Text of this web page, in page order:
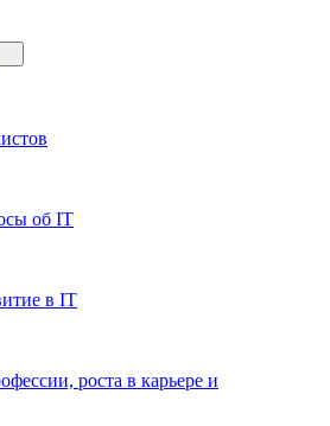
об IT
в IT
роста в карьере и